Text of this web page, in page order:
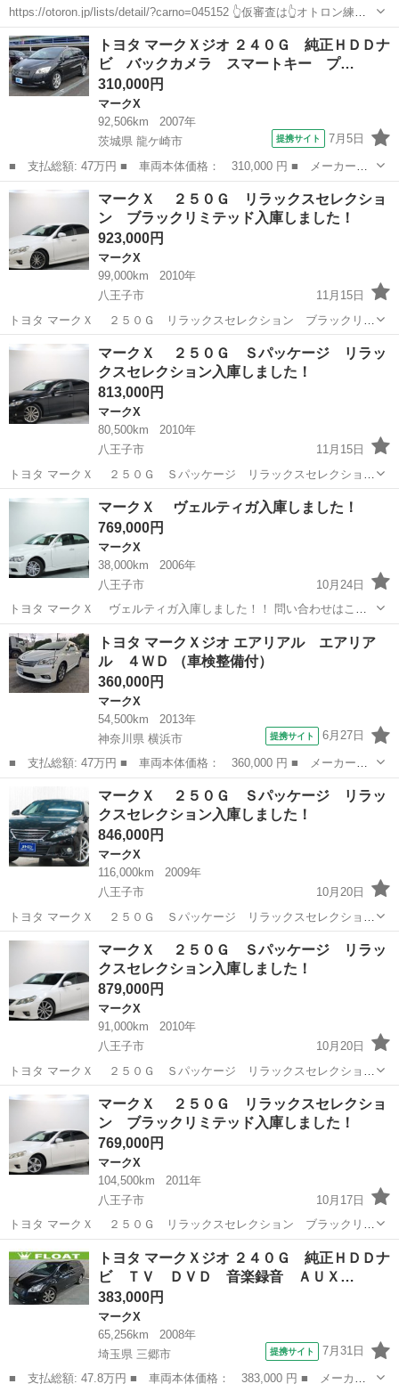
https://otoron.jp/lists/detail/?carno=045152 👆仮審査は👆オトロン練馬
店へ✨👆🌠 ✨毎日10件以上入庫中✨全店舗の在庫をご納車可能！！ 🔴
下取最低保証金額アップ中🎊🔴...
東京 練馬区 マークX セダン
トヨタ マークＸジオ ２４０Ｇ 純正ＨＤＤナ
ビ バックカメラ スマートキー プ…
310,000円
マークX
92,506km
2007年
茨城県 龍ケ崎市
提携サイト 7月5日
■ 支払総額: 47万円 ■ 車両本体価格： 310,000 円 ■ メーカー
名： トヨタ ■ 車種名： マークＸジオ ■ グレード名： ２４０
Ｇ 純正ＨＤＤナビ バックカメラ スマートキー プッシュスター
ト ＥＴＣ ＨＩ...
茨城 龍ケ崎市 マークX
マークＸ ２５０Ｇ リラックスセレクショ
ン ブラックリミテッド入庫しました！
923,000円
マークX
99,000km
2010年
八王子市
11月15日
トヨタ マークＸ ２５０Ｇ リラックスセレクション ブラックリミ
テッド入庫しました！！ 問い合わせはこちらから↓↓↓↓
https://www.otoron.jp/lists/detail?carno=041199...
東京 八王子市 マークX
マークＸ ２５０Ｇ Ｓパッケージ リラッ
クスセレクション入庫しました！
813,000円
マークX
80,500km
2010年
八王子市
11月15日
トヨタ マークＸ ２５０Ｇ Ｓパッケージ リラックスセレクション
入庫しました！！ 問い合わせはこちらから↓↓↓↓
https://www.otoron.jp/lists/detail?carno=041210 ...
東京 八王子市 マークX
マークＸ ヴェルティガ入庫しました！
769,000円
マークX
38,000km
2006年
八王子市
10月24日
トヨタ マークＸ ヴェルティガ入庫しました！！ 問い合わせはこち
らから↓↓↓↓ https://www.otoron.jp/lists/detail?carno=040715 ---------------
-...
東京 八王子市 マークX
トヨタ マークＸジオ エアリアル エアリア
ル ４ＷＤ （車検整備付）
360,000円
マークX
54,500km
2013年
神奈川県 横浜市
提携サイト 6月27日
■ 支払総額: 47万円 ■ 車両本体価格： 360,000 円 ■ メーカー
名： トヨタ ■ 車種名： マークＸジオ ■ グレード名： エアリ
アル エアリアル ４ＷＤ ■ 排気量： 2400cc ■ ドア枚数： 5D
■...
マークX
マークＸ ２５０Ｇ Ｓパッケージ リラッ
クスセレクション入庫しました！
846,000円
マークX
116,000km
2009年
八王子市
10月20日
トヨタ マークＸ ２５０Ｇ Ｓパッケージ リラックスセレクション
入庫しました！！ 問い合わせはこちらから↓↓↓↓
https://www.otoron.jp/lists/detail?carno=040821 ...
東京 八王子市 マークX
マークＸ ２５０Ｇ Ｓパッケージ リラッ
クスセレクション入庫しました！
879,000円
マークX
91,000km
2010年
八王子市
10月20日
トヨタ マークＸ ２５０Ｇ Ｓパッケージ リラックスセレクション
入庫しました！！ 問い合わせはこちらから↓↓↓↓
https://www.otoron.jp/lists/detail?carno=040686 ...
東京 八王子市 マークX
マークＸ ２５０Ｇ リラックスセレクショ
ン ブラックリミテッド入庫しました！
769,000円
マークX
104,500km
2011年
八王子市
10月17日
トヨタ マークＸ ２５０Ｇ リラックスセレクション ブラックリミ
テッド入庫しました！！ 問い合わせはこちらから↓↓↓↓
https://www.otoron.jp/lists/detail?carno=040490...
東京 八王子市 マークX
トヨタ マークＸジオ ２４０Ｇ 純正ＨＤＤナ
ビ ＴＶ ＤＶＤ 音楽録音 ＡＵＸ…
383,000円
マークX
65,256km
2008年
埼玉県 三郷市
提携サイト 7月31日
■ 支払総額: 47.8万円 ■ 車両本体価格： 383,000 円 ■ メーカー